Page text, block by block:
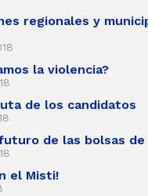
regionales y
la violencia?
de los candidatos
de las bolsas
el Misti!